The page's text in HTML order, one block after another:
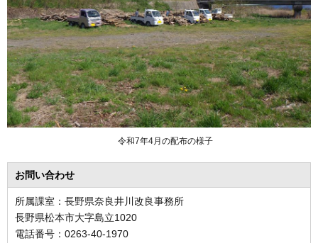
令和7年4月の配布の様子
お問い合わせ
所属課室：長野県奈良井川改良事務所
長野県松本市大字島立1020
電話番号：0263-40-1970